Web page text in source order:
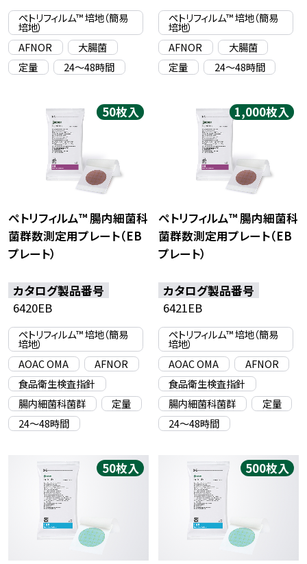
ペトリフィルム™ 培地（簡易
培地）
AFNOR
大腸菌
定量
24〜48時間
ペトリフィルム™ 培地（簡易
培地）
AFNOR
大腸菌
定量
24〜48時間
50枚入
ペトリフィルム™ 腸内細菌科
菌群数測定用プレート（EB
プレート）
カタログ製品番号
6420EB
ペトリフィルム™ 培地（簡易
培地）
AOAC OMA
AFNOR
食品衛生検査指針
腸内細菌科菌群
定量
24〜48時間
1,000枚入
ペトリフィルム™ 腸内細菌科
菌群数測定用プレート（EB
プレート）
カタログ製品番号
6421EB
ペトリフィルム™ 培地（簡易
培地）
AOAC OMA
AFNOR
食品衛生検査指針
腸内細菌科菌群
定量
24〜48時間
50枚入 500枚入